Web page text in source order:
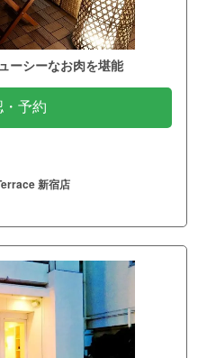
ーシーなお肉を堪能
・予約
新宿店